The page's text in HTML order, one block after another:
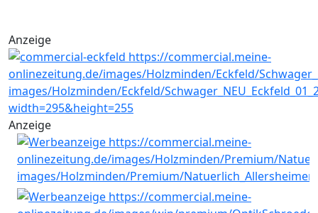
Anzeige
Anzeige